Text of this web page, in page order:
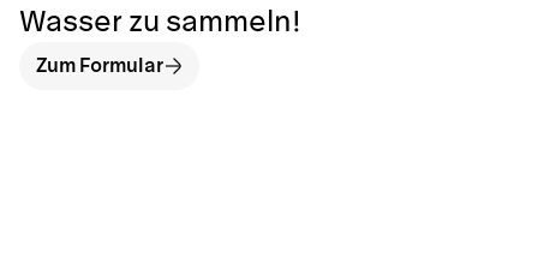
Wasser zu sammeln!
Zum Formular